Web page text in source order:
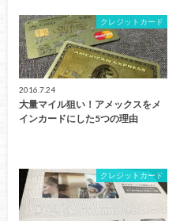
クレジットカード
2016.7.24
大量マイル狙い！アメックスをメ
インカードにした5つの理由
クレジットカード